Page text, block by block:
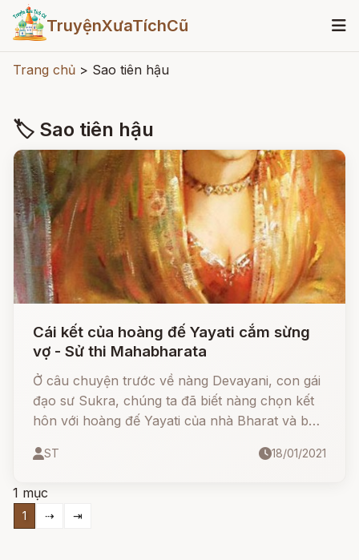
TruyệnXưaTíchCũ
Trang chủ > Sao tiên hậu
🏷 Sao tiên hậu
Cái kết của hoàng đế Yayati cắm sừng
vợ - Sử thi Mahabharata
Ở câu chuyện trước về nàng Devayani, con gái
đạo sư Sukra, chúng ta đã biết nàng chọn kết
hôn với hoàng đế Yayati của nhà Bharat và bắt
mình ở nhà chồng. Hôm nay chúng ta sẽ đến
ST 18/01/2021
1 mục
1 ⇢ ⇥